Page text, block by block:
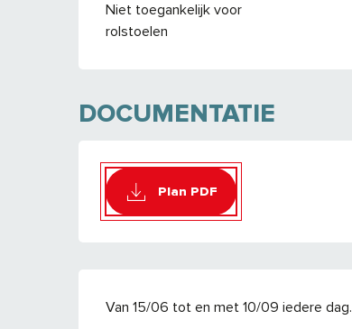
Niet toegankelijk voor
rolstoelen
DOCUMENTATIE
Plan PDF
Van 15/06 tot en met 10/09 iedere dag.